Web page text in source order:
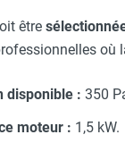
et
d'air chaud au
être
où
disponible : 350
moteur : 1,5 kW.